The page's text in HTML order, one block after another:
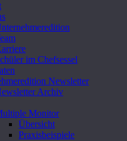
im Chefsessel
Newsletter
Archiv
Monitor
Übersicht
Praxisbeispiele